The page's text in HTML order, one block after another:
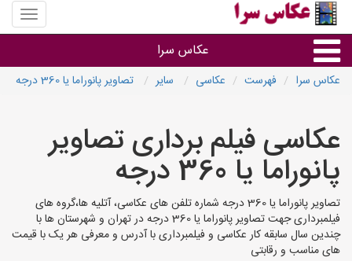
منوی
سایت
سرا
عکاس سرا
آتلیه و فیلمبرداری در هر شهر
عکاس سرا فهرست عکاسی سایر تصاویر پانوراما یا 360 درجه
عکاسی فیلم برداری تصاویر
پانوراما یا 360 درجه
تصاویر پانوراما یا 360 درجه شماره تلفن های عکاسی، آتلیه ها،گروه های
فیلمبرداری جهت تصاویر پانوراما یا 360 درجه در تهران و شهرستان ها با
چندین سال سابقه کار عکاسی و فیلمبرداری با آدرس و معرفی هر یک با قیمت
های مناسب و رقابتی